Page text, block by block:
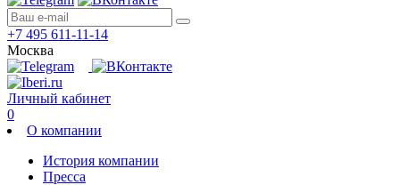
+7 495 611-11-14
Москва
Личный кабинет
0
О компании
История компании
Пресса